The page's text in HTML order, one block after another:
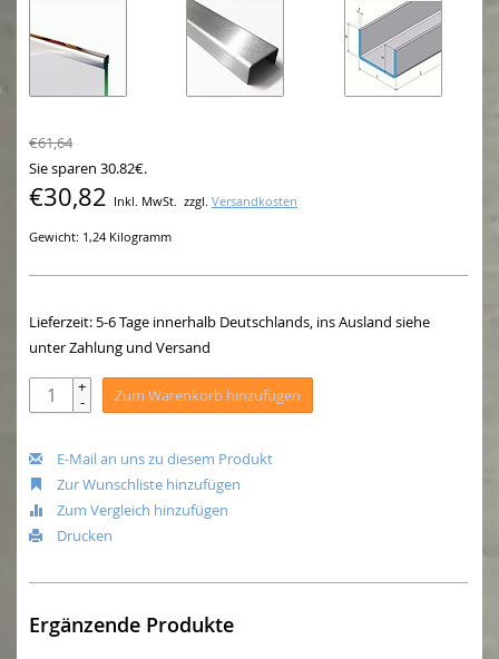
€61,64
Sie sparen 30.82€.
€30,82 Inkl. MwSt. zzgl. Versandkosten
Gewicht: 1,24 Kilogramm
Lieferzeit: 5-6 Tage innerhalb Deutschlands, ins Ausland siehe
unter Zahlung und Versand
+
- Zum Warenkorb hinzufügen
E-Mail an uns zu diesem Produkt
Zur Wunschliste hinzufügen
Zum Vergleich hinzufügen
Drucken
Ergänzende Produkte